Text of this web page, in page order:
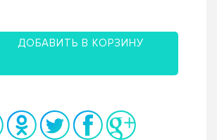
ДОБАВИТЬ В КОРЗИНУ